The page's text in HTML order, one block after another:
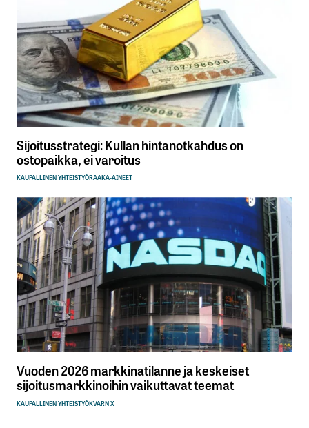
Sijoitusstrategi: Kullan hintanotkahdus on
ostopaikka, ei varoitus
KAUPALLINEN YHTEISTYÖRAAKA-AINEET
Vuoden 2026 markkinatilanne ja keskeiset
sijoitusmarkkinoihin vaikuttavat teemat
KAUPALLINEN YHTEISTYÖKVARN X